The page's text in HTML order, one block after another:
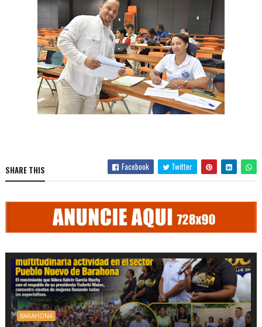
SHARE THIS Facebook Twitter
BARAHONA